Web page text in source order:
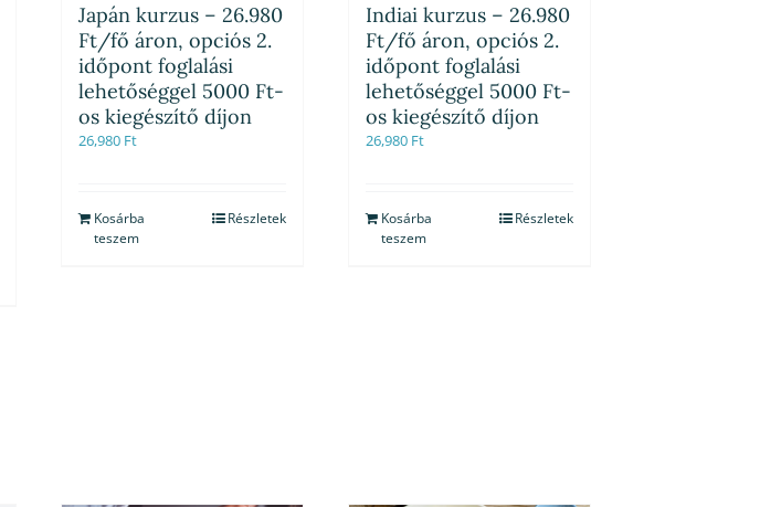
Japán kurzus – 26.980
Ft/fő áron, opciós 2.
időpont foglalási
lehetőséggel 5000 Ft-
os kiegészítő díjon
26,980 Ft
Kosárba
teszem
Részletek
Indiai kurzus – 26.980
Ft/fő áron, opciós 2.
időpont foglalási
lehetőséggel 5000 Ft-
os kiegészítő díjon
26,980 Ft
Kosárba
teszem
Részletek